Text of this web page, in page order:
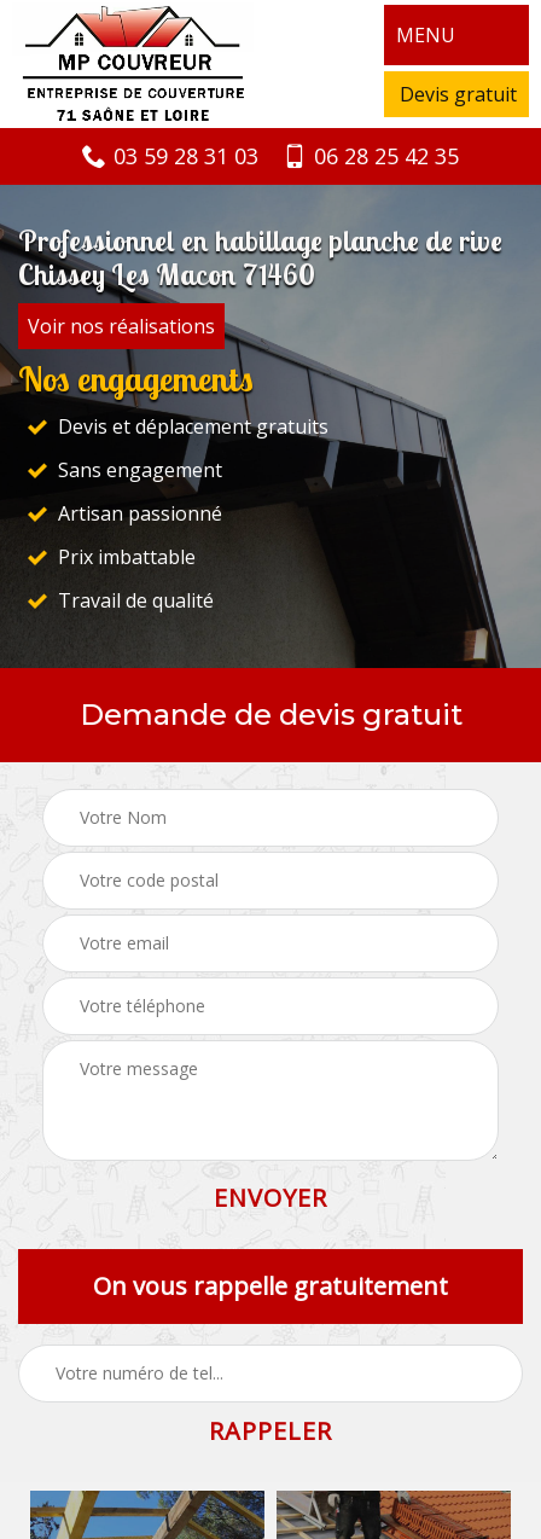
MENU
Devis gratuit
03 59 28 31 03 06 28 25 42 35
Professionnel en habillage planche de rive
Chissey Les Macon 71460
Voir nos réalisations
Nos engagements
Devis et déplacement gratuits
Sans engagement
Artisan passionné
Prix imbattable
Travail de qualité
Demande de devis gratuit
On vous rappelle gratuitement